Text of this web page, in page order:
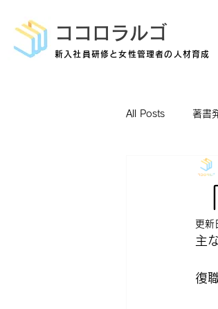
ココロラルゴ
新入社員研修と女性管理者の人材育成
All Posts 著書
更新
主
復